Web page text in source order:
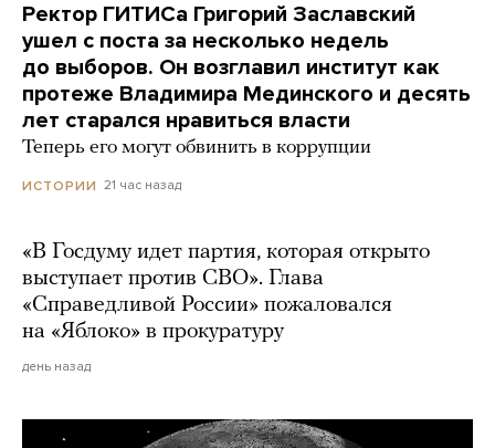
Ректор ГИТИСа Григорий Заславский
ушел с поста за несколько недель
до выборов. Он возглавил институт как
протеже Владимира Мединского и десять
лет старался нравиться власти
Теперь его могут обвинить в коррупции
ИСТОРИИ 21 час назад
«В Госдуму идет партия, которая открыто
выступает против СВО». Глава
«Справедливой России» пожаловался
на «Яблоко» в прокуратуру
день назад